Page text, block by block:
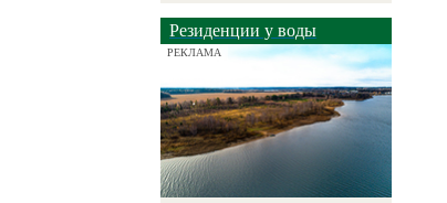
Резиденции у воды
РЕКЛАМА